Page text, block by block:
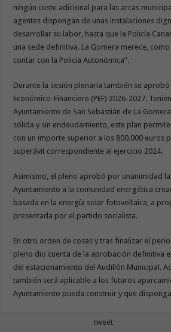
ningún coste adicional para las arcas
agentes dispongan de unas instalaciones
desarrollar su labor, hasta que la Policía
una sede definitiva. La Gomera merece,
contar con la Policía Autonómica”.
Durante la sesión plenaria también se
Económico-Financiero (PEF) 2026-2027.
Ayuntamiento de San Sebastián de La
sólida y sin endeudamiento, este plan
con un importe superior a los 800.000 euros
superávit correspondiente al ejercicio 2024.
Asimismo, el pleno aprobó por unanimidad la
Ayuntamiento a la comunidad energética
basada en la energía solar fotovoltaica, a
presentada por el partido socialista.
En otro orden de cosas y tras finalizar el
pleno dio cuenta de la aprobación definitiva
del estacionamiento del Audillón Municipal.
también será aplicable a los futuros
Ayuntamiento pueda construir y que
tweet